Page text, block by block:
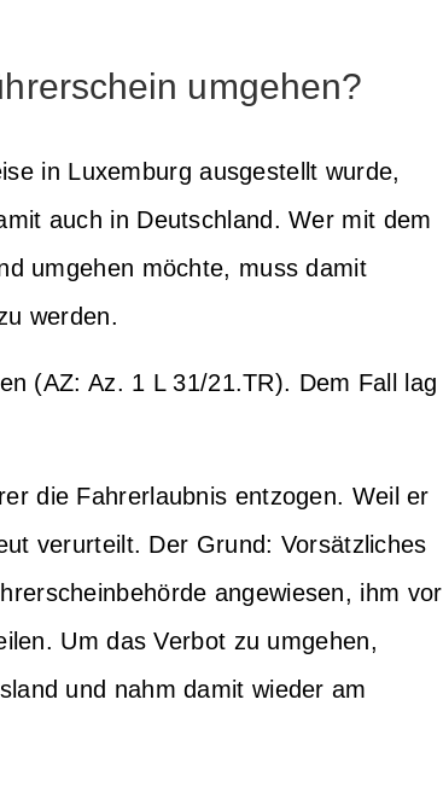
umgehen?
in Luxemburg ausgestellt wurde,
auch in Deutschland. Wer mit dem
umgehen möchte, muss damit
werden.
(AZ: Az. 1 L 31/21.TR). Dem Fall lag
die Fahrerlaubnis entzogen. Weil er
verurteilt. Der Grund: Vorsätzliches
angewiesen, ihm vor
Um das Verbot zu umgehen,
und nahm damit wieder am